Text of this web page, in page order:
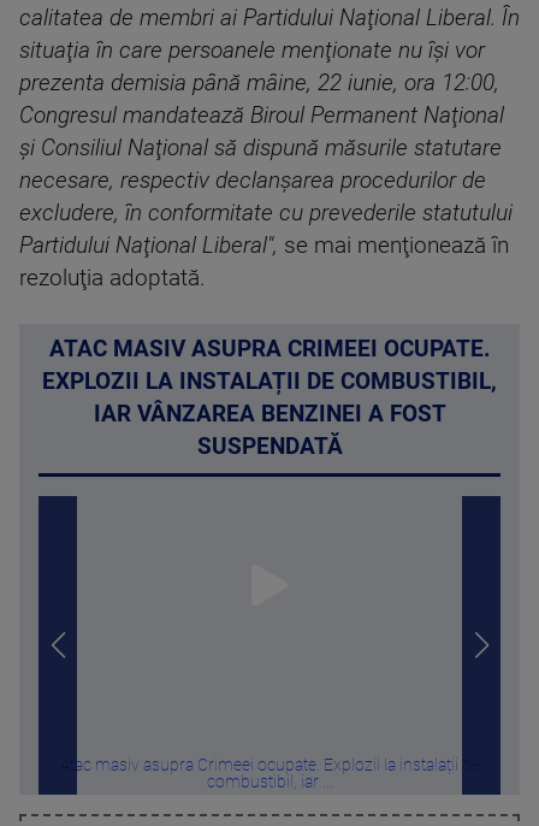
calitatea de membri ai Partidului Naţional Liberal. În
situaţia în care persoanele menţionate nu îşi vor
prezenta demisia până mâine, 22 iunie, ora 12:00,
Congresul mandatează Biroul Permanent Naţional
şi Consiliul Naţional să dispună măsurile statutare
necesare, respectiv declanşarea procedurilor de
excludere, în conformitate cu prevederile statutului
Partidului Naţional Liberal", se mai menţionează în
rezoluţia adoptată.
ATAC MASIV ASUPRA CRIMEEI OCUPATE.
EXPLOZII LA INSTALAȚII DE COMBUSTIBIL,
IAR VÂNZAREA BENZINEI A FOST
SUSPENDATĂ
Atac masiv asupra Crimeei ocupate. Explozii la instalații de
combustibil, iar ...